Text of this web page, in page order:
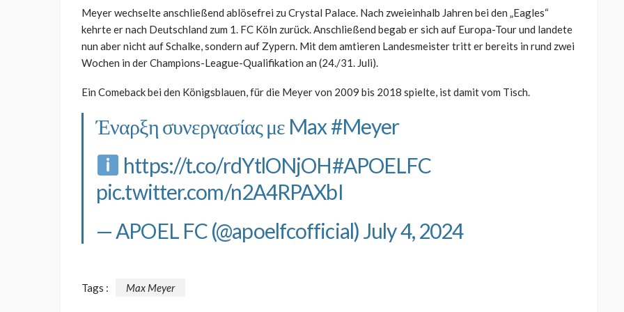
Meyer wechselte anschließend ablösefrei zu Crystal Palace. Nach zweieinhalb Jahren bei den „Eagles“
kehrte er nach Deutschland zum 1. FC Köln zurück. Anschließend begab er sich auf Europa-Tour und landete
nun aber nicht auf Schalke, sondern auf Zypern. Mit dem amtieren Landesmeister tritt er bereits in rund zwei
Wochen in der Champions-League-Qualifikation an (24./31. Juli).
Ein Comeback bei den Königsblauen, für die Meyer von 2009 bis 2018 spielte, ist damit vom Tisch.
Έναρξη συνεργασίας με Max#Meyer
https://t.co/rdYtlONjOH#APOELFC
pic.twitter.com/n2A4RPAXbI
— APOEL FC (@apoelfcofficial)July 4, 2024
Tags : Max Meyer